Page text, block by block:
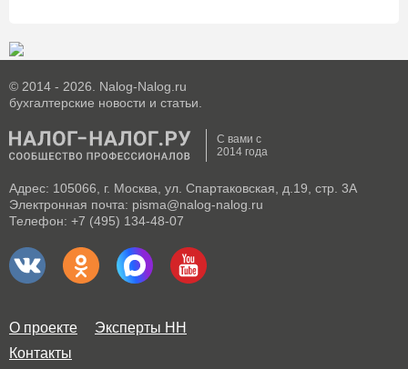
© 2014 - 2026. Nalog-Nalog.ru
бухгалтерские новости и статьи.
С вами с
2014 года
Адрес: 105066, г. Москва, ул. Спартаковская, д.19, стр. 3А
Электронная почта: pisma@nalog-nalog.ru
Телефон: +7 (495) 134-48-07
О проекте
Эксперты НН
Контакты